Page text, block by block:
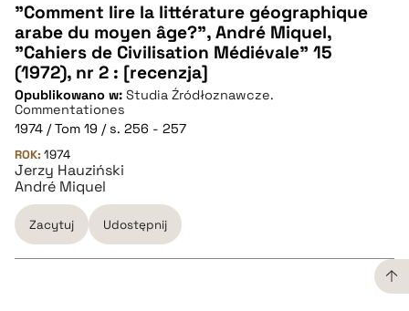
CZYSTY TEKST
pobierz cytat
BIBTEX
pobierz cytat
"Comment lire la littérature géographique
arabe du moyen âge?", André Miquel,
"Cahiers de Civilisation Médiévale" 15
(1972), nr 2 : [recenzja]
Opublikowano w: Studia Źródłoznawcze.
Commentationes
1974 / Tom 19 / s. 256 - 257
ROK: 1974
Jerzy Hauziński
André Miquel
Zacytuj Udostępnij